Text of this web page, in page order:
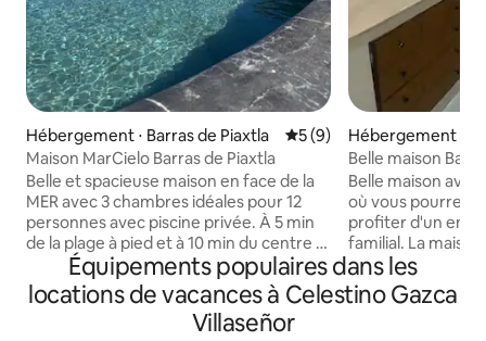
Hébergement ⋅ Barras de Piaxtla Évaluation moyenne sur
5 (9)
Maison MarCielo Barras de Piaxtla
Belle et spacieuse maison en face de la
MER avec 3 chambres idéales pour 12
personnes avec piscine privée. À 5 min
de la plage à pied et à 10 min du centre à
pied. Entièrement réfrigérée, 2 étages,
4 salles de bains complètes, salon avec
télévision intelligente, salle à manger
pour 10 personnes, cuisine entièrement
Hébergement ⋅
Belle maison
Belle maison
où vous pourrez
profiter d'un
familial. La
chambres
propre salle de
rend le séjour
Équipements populaires dans les
locations de vacances à Celestino Gazca
Villaseñor